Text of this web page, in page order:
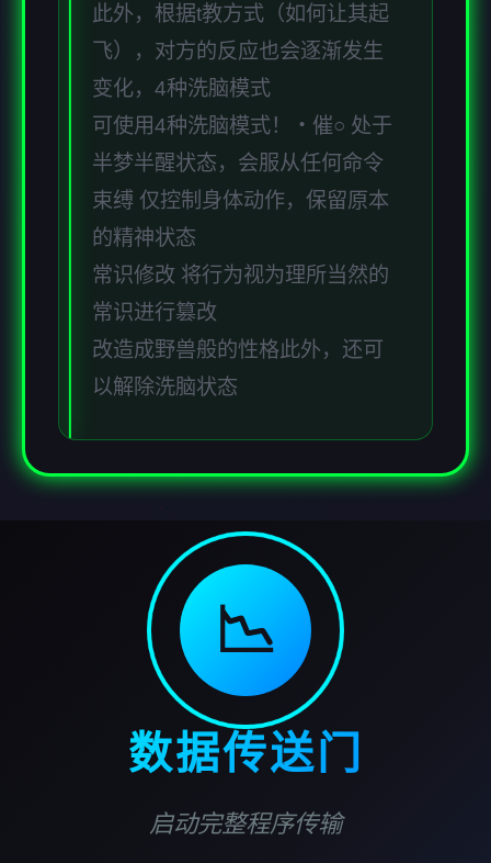
此外，根据t教方式（如何让其起
飞），对方的反应也会逐渐发生
变化，4种洗脑模式
可使用4种洗脑模式！・催○ 处于
半梦半醒状态，会服从任何命令
束缚 仅控制身体动作，保留原本
的精神状态
常识修改 将行为视为理所当然的
常识进行篡改
改造成野兽般的性格此外，还可
以解除洗脑状态
📉
数据传送门
启动完整程序传输